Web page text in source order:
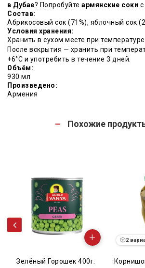
в Дубае? Попробуйте армянские соки
Состав:
Абрикосовый сок (71%), яблочный сок
Условия хранения:
Хранить в сухом месте при температуре
После вскрытия — хранить при
+6°C и употребить в течение 3 дней.
Объём:
930 мл
Произведено:
Армения
Похожие
+
400г.
2 варианта
Корнишоны по